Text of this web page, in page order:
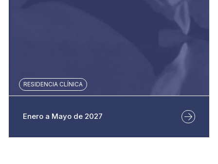
RESIDENCIA CLÍNICA
Enero a Mayo de 2027